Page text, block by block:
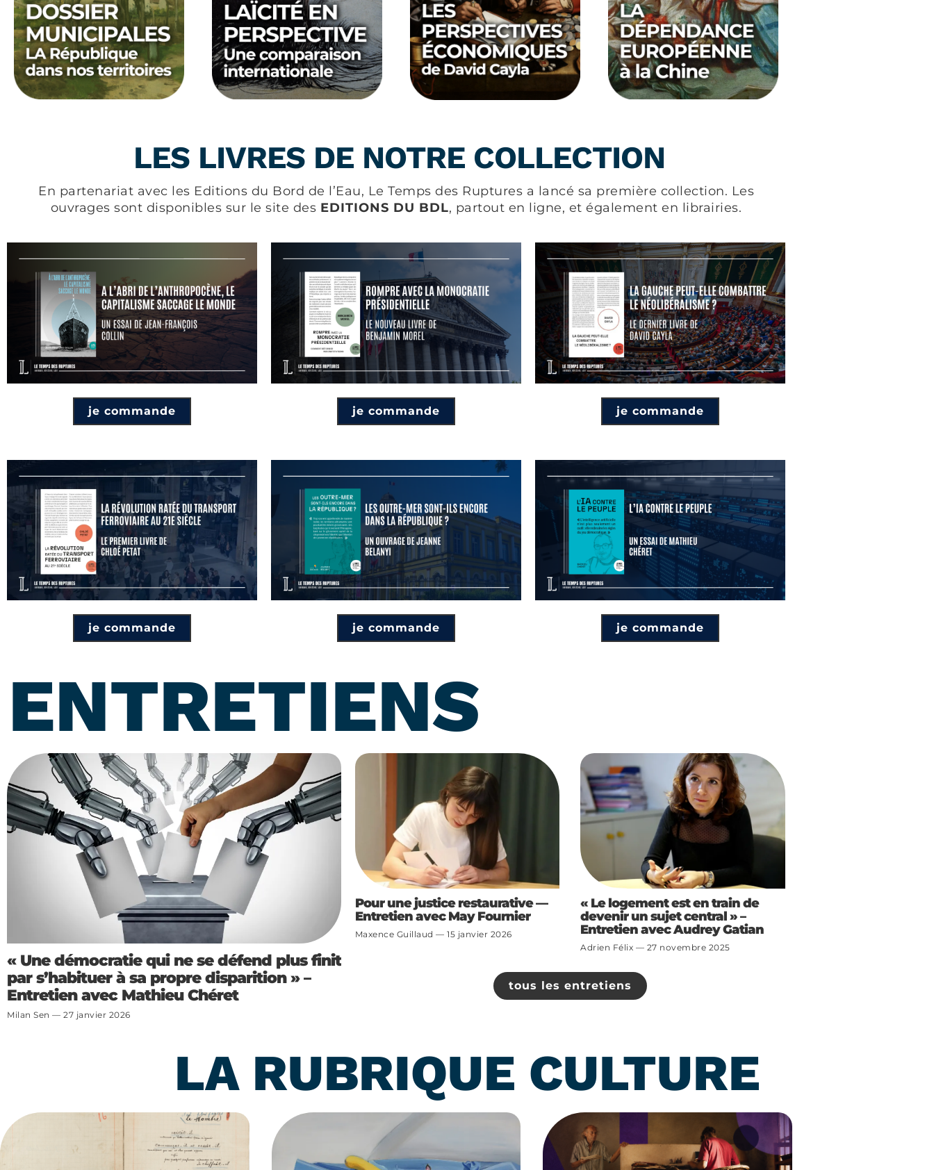
LES LIVRES DE NOTRE COLLECTION
En partenariat avec les Editions du Bord de l’Eau, Le Temps des Ruptures a lancé sa première collection. Les
ouvrages sont disponibles sur le site des EDITIONS DU BDL, partout en ligne, et également en librairies.
je commande je commande je commande
je commande je commande je commande
ENTRETIENS
« Une démocratie qui ne se défend plus finit
par s’habituer à sa propre disparition » –
Entretien avec Mathieu Chéret
Milan Sen 27 janvier 2026
Pour une justice restaurative —
Entretien avec May Fournier
Maxence Guillaud 15 janvier 2026
« Le logement est en train de
devenir un sujet central » –
Entretien avec Audrey Gatian
Adrien Félix 27 novembre 2025
tous les entretiens
LA RUBRIQUE CULTURE